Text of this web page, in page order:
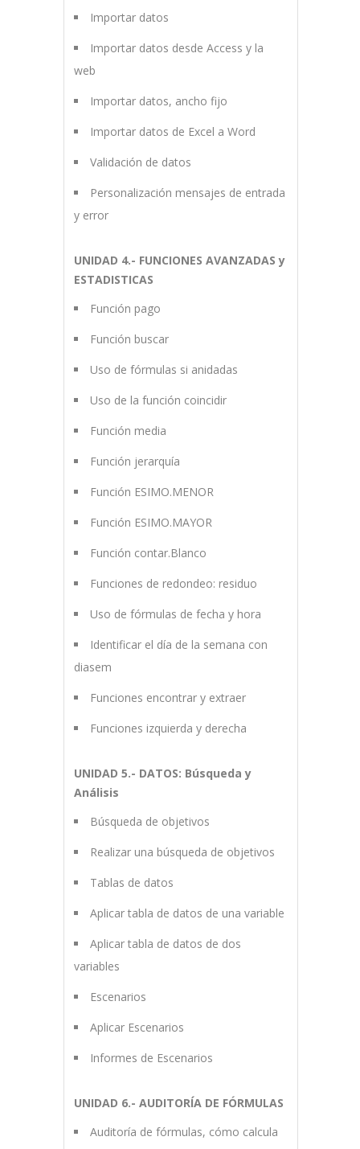
Importar datos
Importar datos desde Access y la
web
Importar datos, ancho fijo
Importar datos de Excel a Word
Validación de datos
Personalización mensajes de entrada
y error
UNIDAD 4.- FUNCIONES AVANZADAS y
ESTADISTICAS
Función pago
Función buscar
Uso de fórmulas si anidadas
Uso de la función coincidir
Función media
Función jerarquía
Función ESIMO.MENOR
Función ESIMO.MAYOR
Función contar.Blanco
Funciones de redondeo: residuo
Uso de fórmulas de fecha y hora
Identificar el día de la semana con
diasem
Funciones encontrar y extraer
Funciones izquierda y derecha
UNIDAD 5.- DATOS: Búsqueda y
Análisis
Búsqueda de objetivos
Realizar una búsqueda de objetivos
Tablas de datos
Aplicar tabla de datos de una variable
Aplicar tabla de datos de dos
variables
Escenarios
Aplicar Escenarios
Informes de Escenarios
UNIDAD 6.- AUDITORÍA DE FÓRMULAS
Auditoría de fórmulas, cómo calcula